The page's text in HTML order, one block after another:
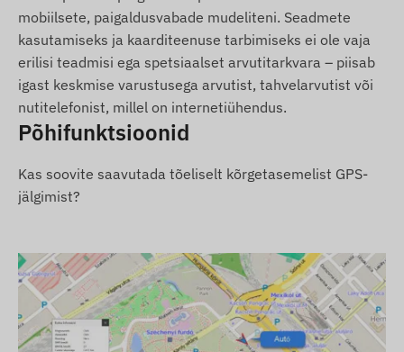
toimub seadmesse paigaldatud (vahetatava) SIM-
kaardi abil ning asukohta saate jälgida
mobiilirakenduse või arvutitarkvara kaudu.
Tööpiirkond
4G: Maailm
2G: Maailm
Ostuvõimalused
Kui ostate ainult seadme (ilma tarkvara
tellimuseta), väljastame selle tehaseseadetega.
Seadme tööks vajaliku SIM-kaardi, selle
seadistamise ja haldamise eest peate
hoolitsema ise.
mobiilsete, paigaldusvabade mudeliteni. Seadmete
kasutamiseks ja kaarditeenuse tarbimiseks ei ole vaja
erilisi teadmisi ega spetsiaalset arvutitarkvara – piisab
igast keskmise varustusega arvutist, tahvelarvutist või
nutitelefonist, millel on internetiühendus.
Põhifunktsioonid
Kas soovite saavutada tõeliselt kõrgetasemelist GPS-
jälgimist?